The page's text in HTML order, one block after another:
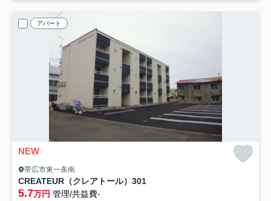
アパート
NEW
帯広市東一条南
CREATEUR（クレアトール） 301
5.7万円 管理/共益費-